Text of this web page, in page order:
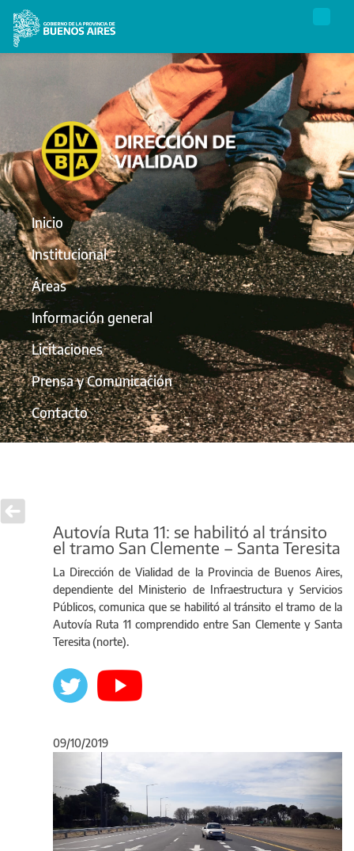
Inicio
Institucional
Áreas
Información general
Licitaciones
Prensa y Comunicación
Contacto
Autovía Ruta 11: se habilitó al tránsito
el tramo San Clemente – Santa Teresita
La Dirección de Vialidad de la Provincia de Buenos Aires,
dependiente del Ministerio de Infraestructura y Servicios
Públicos, comunica que se habilitó al tránsito el tramo de la
Autovía Ruta 11 comprendido entre San Clemente y Santa
Teresita (norte).
09/10/2019